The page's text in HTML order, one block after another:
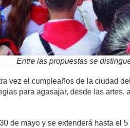
Entre las propuestas se
vez el cumpleaños de la ciudad
para agasajar, desde las artes,
de mayo y se extenderá hasta el 5